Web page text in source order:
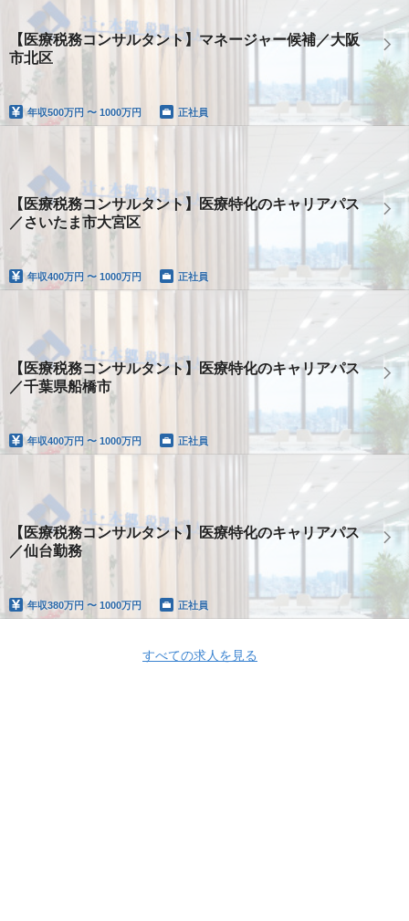
【医療税務コンサルタント】マネージャー候補／大阪
市北区
年収500万円 〜 1000万円 正社員
【医療税務コンサルタント】医療特化のキャリアパス
／さいたま市大宮区
年収400万円 〜 1000万円 正社員
【医療税務コンサルタント】医療特化のキャリアパス
／千葉県船橋市
年収400万円 〜 1000万円 正社員
【医療税務コンサルタント】医療特化のキャリアパス
／仙台勤務
年収380万円 〜 1000万円 正社員
すべての求人を見る